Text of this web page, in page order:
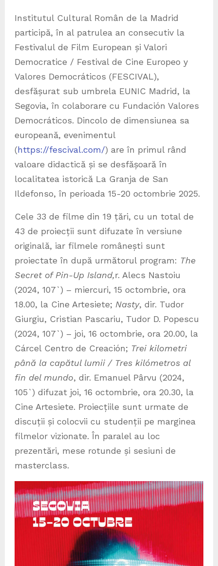
Institutul Cultural Român de la Madrid
participă, în al patrulea an consecutiv la
Festivalul de Film European și Valori
Democratice / Festival de Cine Europeo y
Valores Democráticos (FESCIVAL),
desfășurat sub umbrela EUNIC Madrid, la
Segovia, în colaborare cu Fundación Valores
Democráticos. Dincolo de dimensiunea sa
europeană, evenimentul
(https://fescival.com/) are în primul rând
valoare didactică și se desfășoară în
localitatea istorică La Granja de San
Ildefonso, în perioada 15-20 octombrie 2025.
Cele 33 de filme din 19 țări, cu un total de
43 de proiecții sunt difuzate în versiune
originală, iar filmele românești sunt
proiectate în după următorul program: The
Secret of Pin-Up Island,r. Alecs Nastoiu
(2024, 107`) – miercuri, 15 octombrie, ora
18.00, la Cine Artesiete; Nasty, dir. Tudor
Giurgiu, Cristian Pascariu, Tudor D. Popescu
(2024, 107`) – joi, 16 octombrie, ora 20.00, la
Cárcel Centro de Creación; Trei kilometri
până la capătul lumii / Tres kilómetros al
fin del mundo, dir. Emanuel Pârvu (2024,
105`) difuzat joi, 16 octombrie, ora 20.30, la
Cine Artesiete. Proiecțiile sunt urmate de
discuții și colocvii cu studenții pe marginea
filmelor vizionate. În paralel au loc
prezentări, mese rotunde și sesiuni de
masterclass.